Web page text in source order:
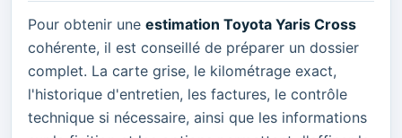
Pour obtenir une estimation Toyota Yaris Cross
cohérente, il est conseillé de préparer un dossier
complet. La carte grise, le kilométrage exact,
l'historique d'entretien, les factures, le contrôle
technique si nécessaire, ainsi que les informations